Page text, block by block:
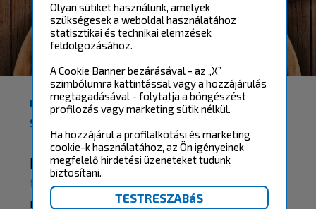
Olyan sütiket használunk, amelyek
szükségesek a weboldal használatához
statisztikai és technikai elemzések
feldolgozásához.
A Cookie Banner bezárásával - az „X”
szimbólumra kattintással vagy a hozzájárulás
megtagadásával - folytatja a böngészést
profilozás vagy marketing sütik nélkül.
Ha hozzájárul a profilalkotási és marketing
cookie-k használatához, az Ön igényeinek
megfelelő hirdetési üzeneteket tudunk
biztosítani.
N&D PUMPKIN
EGY ÚJ GABONAMENTES TERMÉKCSALÁD
SÜTŐTÖKKEL: N&D PUMPKIN
Négylábú családtagjaink ragadozó
természete mindig tudományosan
megtervezett, a természetnek